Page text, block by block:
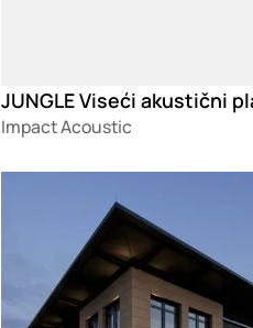
Impact Acoustic